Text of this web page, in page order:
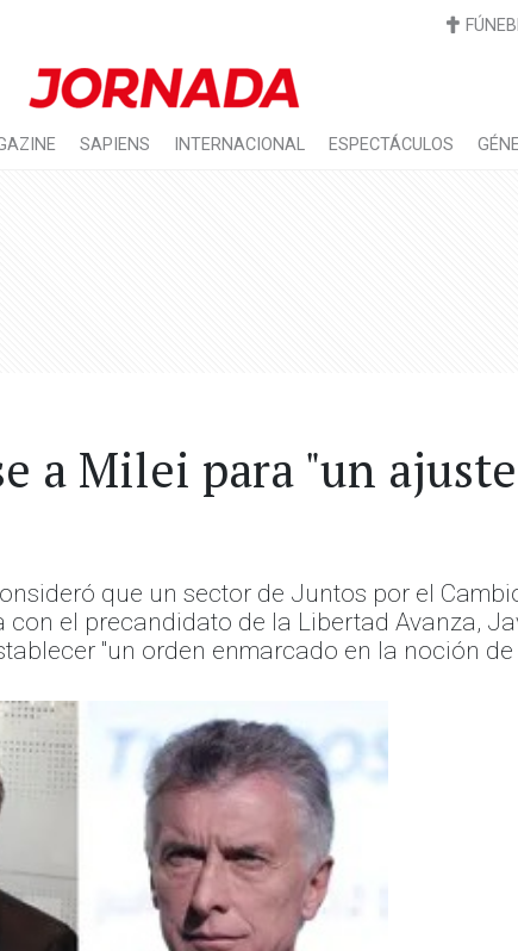
SAPIENS INTERNACIONAL ESPECTÁCULOS
a Milei para "un
que un sector de Juntos por el
el precandidato de la Libertad Avanza,
"un orden enmarcado en la noción de